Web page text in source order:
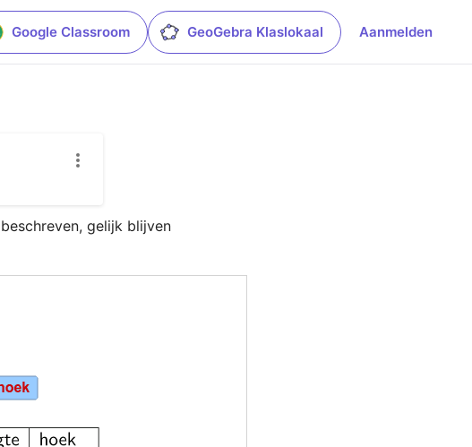
Google Classroom GeoGebra Klaslokaal Aanmelden
gelijk blijven